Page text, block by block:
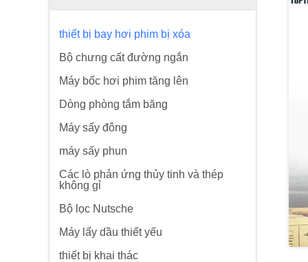
thiết bị bay hơi phim bị xóa
Bộ chưng cất đường ngắn
Máy bốc hơi phim tăng lên
Dòng phòng tắm băng
Máy sấy đông
máy sấy phun
Các lò phản ứng thủy tinh và thép
không gỉ
Bộ lọc Nutsche
Máy lấy dầu thiết yếu
thiết bị khai thác